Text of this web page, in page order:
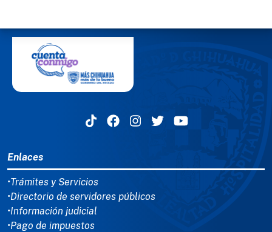
Enlaces
•Trámites y Servicios
•Directorio de servidores públicos
•Información judicial
•Pago de impuestos